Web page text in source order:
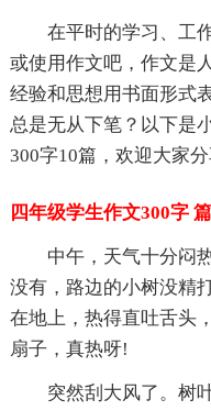
在平时的学习、工
或使用作文吧，作文是
经验和思想用书面形式
总是无从下笔？以下是
300字10篇，欢迎大家分
四年级学生作文300字
中午，天气十分闷
没有，路边的小树没精
在地上，热得直吐舌头
扇子，真热呀!
突然刮大风了。树